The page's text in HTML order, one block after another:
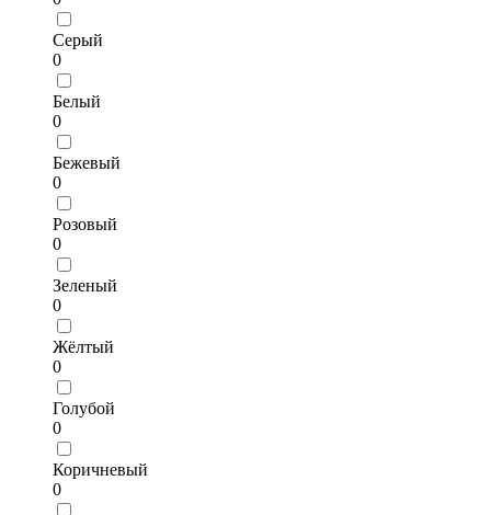
Серый
0
Белый
0
Бежевый
0
Розовый
0
Зеленый
0
Жёлтый
0
Голубой
0
Коричневый
0